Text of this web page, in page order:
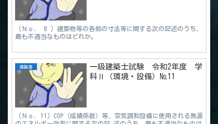
〔Ｎｏ． 8 〕建築物等の各部の寸法等に関する次の記述のうち、
最も不適当なものはどれか。
建築屋
一級建築士試験 令和2年度 学
科Ⅱ（環境・設備）№11
〔Ｎｏ．11〕COP（成績係数）等、空気調和設備に使用される熱源